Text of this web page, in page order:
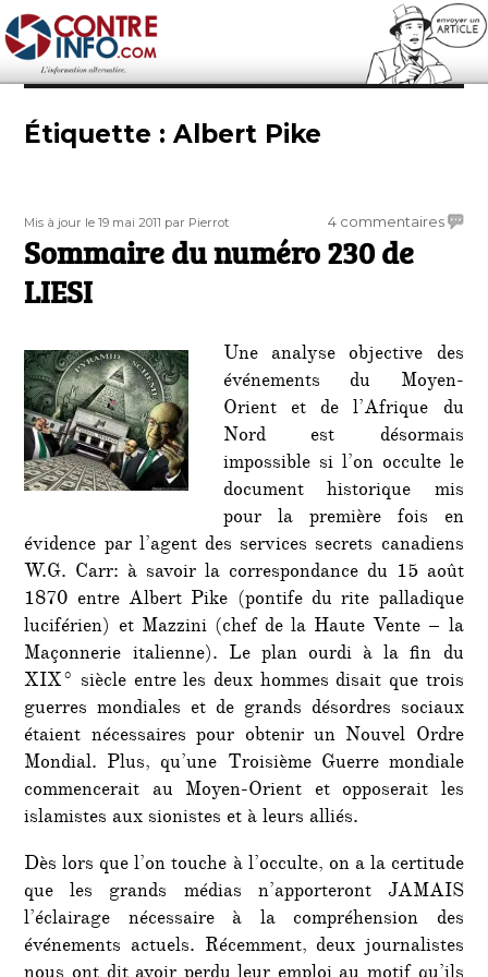
Contre-Info
Étiquette :Albert Pike
Publié
le
Mis à jour le 19 mai 2011 Auteur
par Pierrot 4 commentairessur
LIESI
Sommaire du numéro 230 de
LIESI
Une analyse objective des
événements du Moyen-
Orient et de l’Afrique du
Nord est désormais
impossible si l’on occulte le
document historique mis
pour la première fois en
évidence par l’agent des services secrets canadiens
W.G. Carr: à savoir la correspondance du 15 août
1870 entre Albert Pike (pontife du rite palladique
luciférien) et Mazzini (chef de la Haute Vente – la
Maçonnerie italienne). Le plan ourdi à la fin du
XIX° siècle entre les deux hommes disait que trois
guerres mondiales et de grands désordres sociaux
étaient nécessaires pour obtenir un Nouvel Ordre
Mondial. Plus, qu’une Troisième Guerre mondiale
commencerait au Moyen-Orient et opposerait les
islamistes aux sionistes et à leurs alliés.
Dès lors que l’on touche à l’occulte, on a la certitude
que les grands médias n’apporteront JAMAIS
l’éclairage nécessaire à la compréhension des
événements actuels. Récemment, deux journalistes